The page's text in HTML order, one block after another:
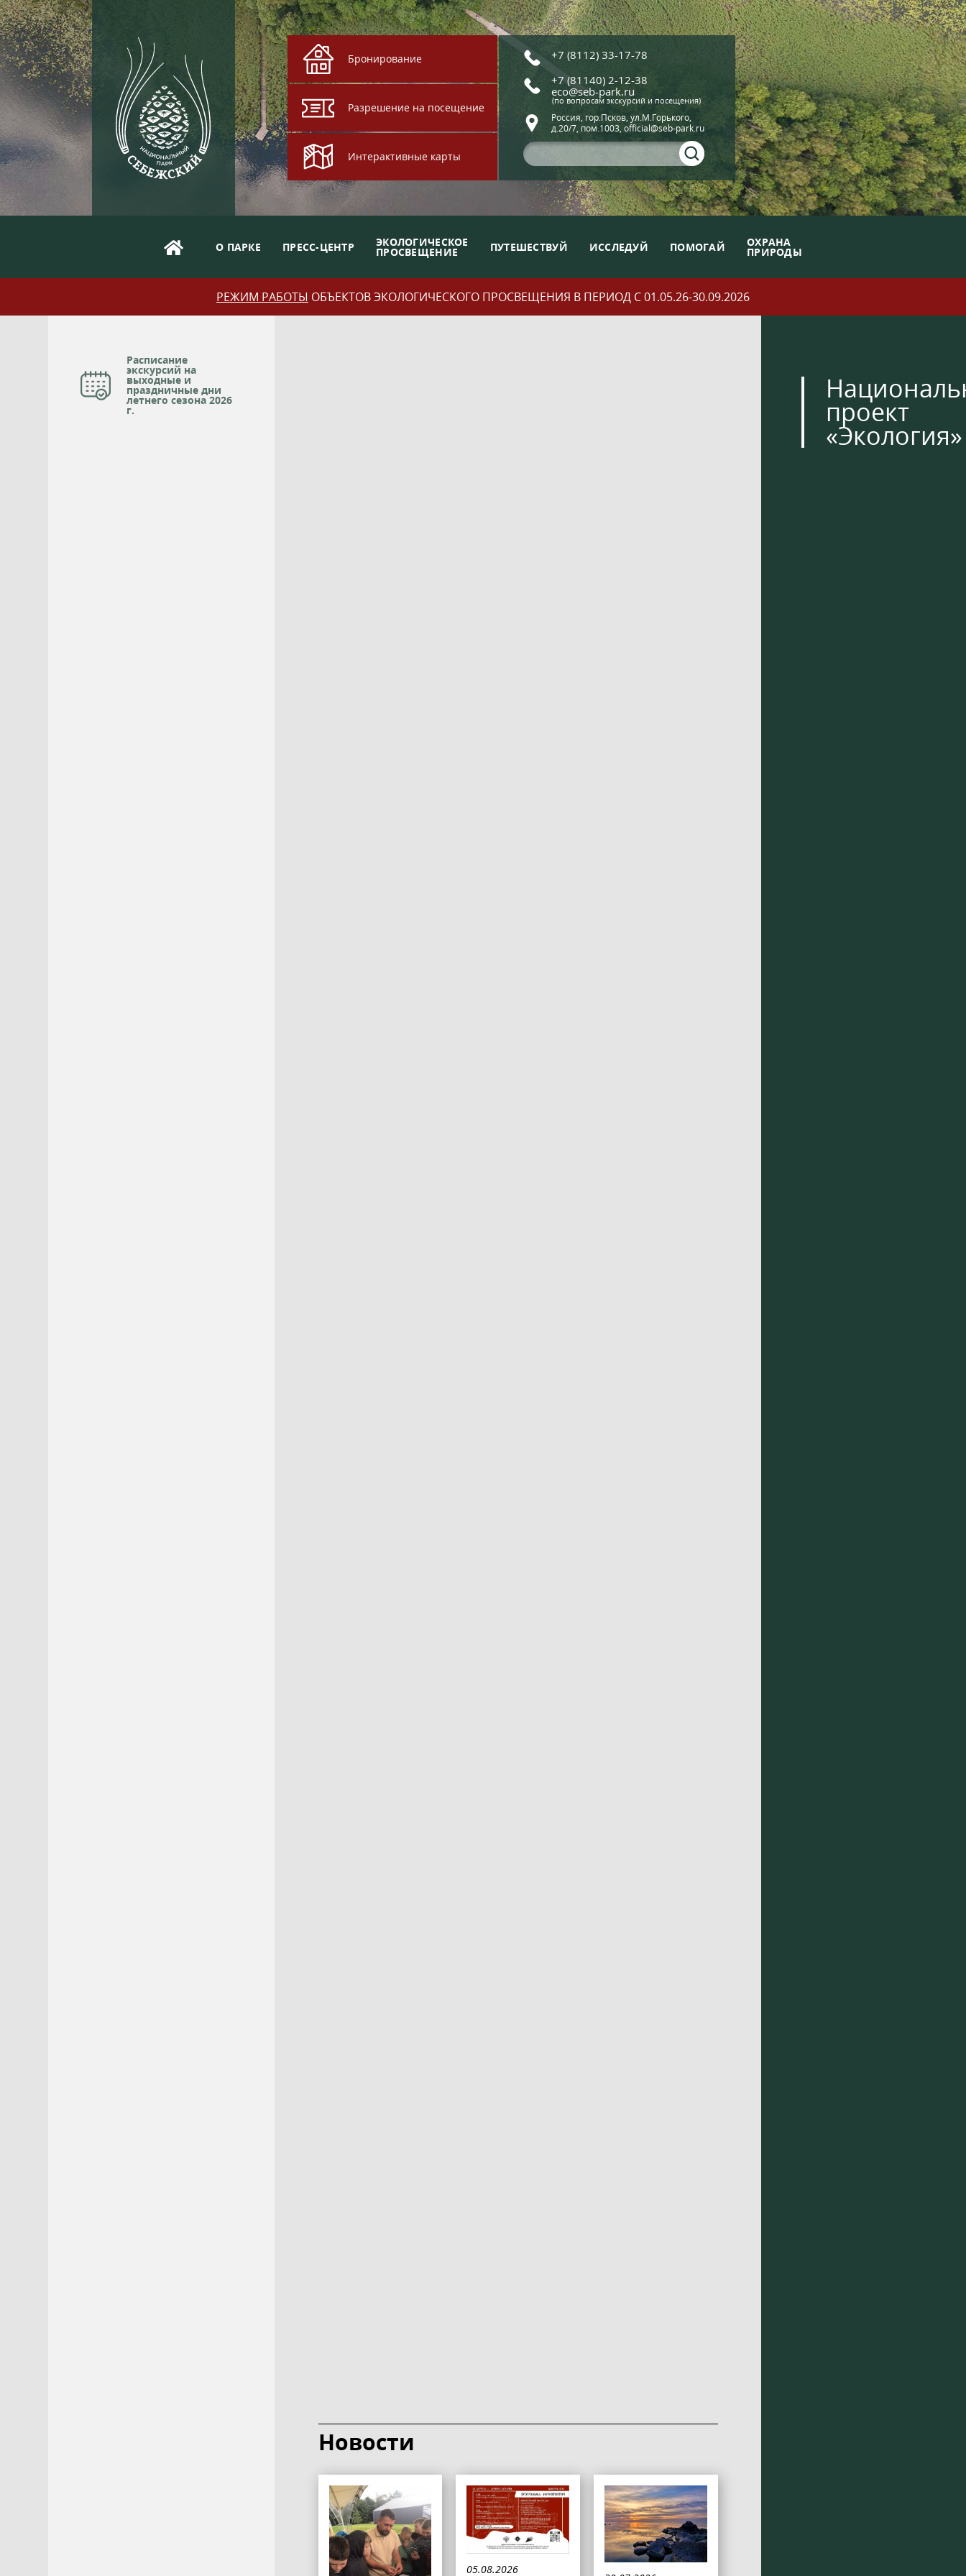
Бронирование
Разрешение на посещение
Интерактивные карты
+7 (8112) 33-17-78
+7 (81140) 2-12-38
eco@seb-park.ru
(по вопросам экскурсий и посещения)
Россия, гор.Псков, ул.М.Горького,
д.20/7, пом.1003, official@seb-park.ru
О ПАРКЕ ПРЕСС-ЦЕНТР ЭКОЛОГИЧЕСКОЕ
ПРОСВЕЩЕНИЕ ПУТЕШЕСТВУЙ ИССЛЕДУЙ ПОМОГАЙ ОХРАНА
ПРИРОДЫ
РЕЖИМ РАБОТЫ ОБЪЕКТОВ ЭКОЛОГИЧЕСКОГО ПРОСВЕЩЕНИЯ В ПЕРИОД С 01.05.26-30.09.2026
Расписание
экскурсий на
выходные и
праздничные дни
летнего сезона 2026
г.
Новости
05.08.2026
проект
«Экология»